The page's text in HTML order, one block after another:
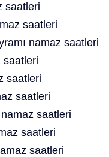
saatleri
saatleri
namaz saatleri
saatleri
saatleri
saatleri
saatleri
saatleri
saatleri